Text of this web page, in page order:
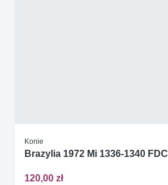
Konie
Brazylia 1972 Mi 1336-1340 FDC
120,00 zł